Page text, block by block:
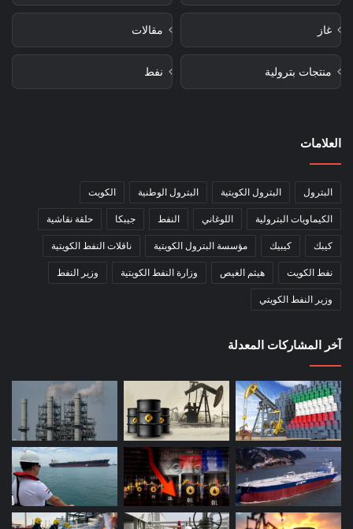
غاز مقالات
منتجات بترولية نفط
العلامات
البترول البترول الكويتية البترول الوطنية الكويت
الكيماويات البترولية اللوغاني النفط جيبكا حلقة نقاشية
كيبك كيبيك مؤسسة البترول الكويتية ناقلات النفط الكويتية
نفط الكويت هيثم الغيص وزارة النفط الكويتية وزير النفط
وزير النفط الكويتي
آخر المشاركات المعدلة